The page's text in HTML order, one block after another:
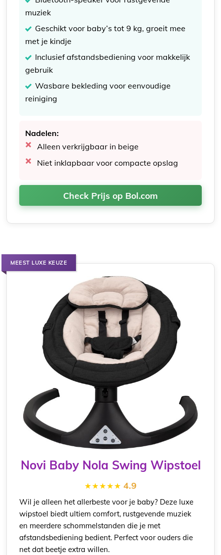
muziek
Geschikt voor baby’s tot 9 kg, groeit mee
met je kindje
Inclusief afstandsbediening voor makkelijk
gebruik
Wasbare bekleding voor eenvoudige
reiniging
Nadelen:
Alleen verkrijgbaar in beige
Niet inklapbaar voor compacte opslag
Check Prijs op Bol.com
MEEST LUXE KEUZE
Novi Baby Nola Swing Wipstoel
4.9
Wil je alleen het allerbeste voor je baby? Deze luxe
wipstoel biedt ultiem comfort, rustgevende muziek
en meerdere schommelstanden die je met
afstandsbediening bedient. Perfect voor ouders die
net dat beetje extra willen.